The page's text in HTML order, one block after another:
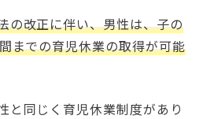
の改正に伴い、男性は、子の
までの育児休業の取得が可能
と同じく育児休業制度があり